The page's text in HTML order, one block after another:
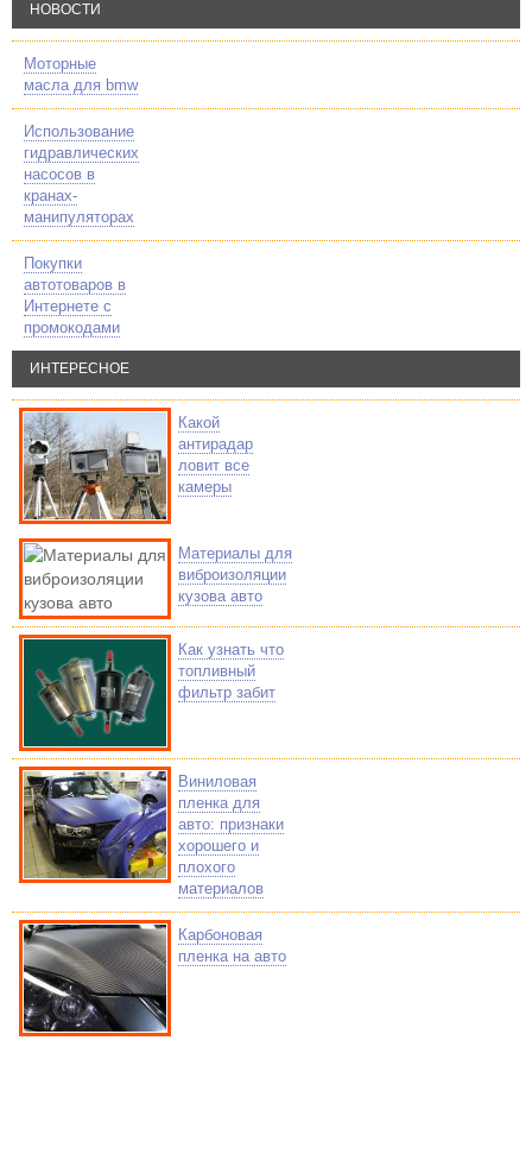
НОВОСТИ
Моторные
масла для bmw
Использование
гидравлических
насосов в
кранах-
манипуляторах
Покупки
автотоваров в
Интернете с
промокодами
ИНТЕРЕСНОЕ
Какой
антирадар
ловит все
камеры
Материалы для
виброизоляции
кузова авто
Как узнать что
топливный
фильтр забит
Виниловая
пленка для
авто: признаки
хорошего и
плохого
материалов
Карбоновая
пленка на авто